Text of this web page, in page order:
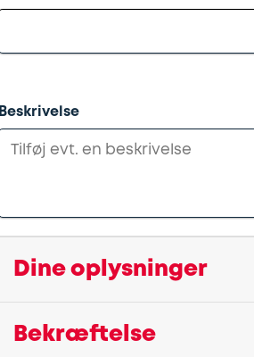
Beskrivelse
Dine oplysninger
Bekræftelse